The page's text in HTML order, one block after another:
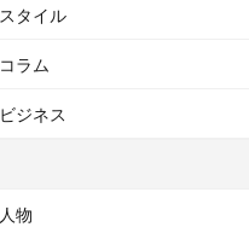
スタイル
コラム
ビジネス
人物